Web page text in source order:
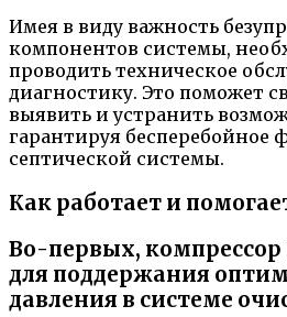
Имея в виду важность
компонентов системы,
проводить техническое
диагностику. Это поможет
выявить и устранить
гарантируя бесперебойное
септической системы.
Как работает и
Во-первых, компрессор
для поддержания
давления в системе